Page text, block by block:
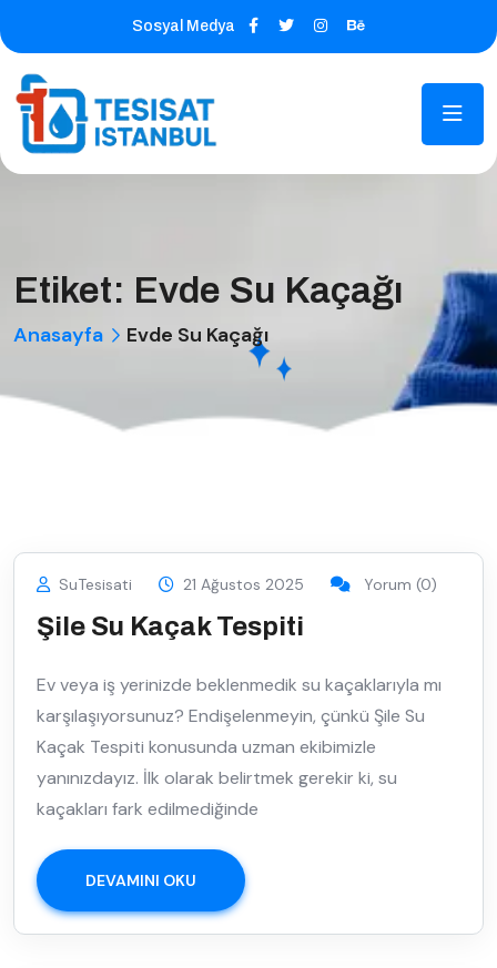
Sosyal Medya
Etiket: Evde Su Kaçağı
Anasayfa Evde Su Kaçağı
SuTesisati 21 Ağustos 2025 Yorum (0)
Şile Su Kaçak Tespiti
Ev veya iş yerinizde beklenmedik su kaçaklarıyla mı
karşılaşıyorsunuz? Endişelenmeyin, çünkü Şile Su
Kaçak Tespiti konusunda uzman ekibimizle
yanınızdayız. İlk olarak belirtmek gerekir ki, su
kaçakları fark edilmediğinde
DEVAMINI OKU